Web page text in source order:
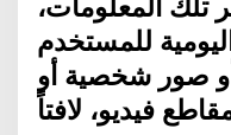
المعلومات،
للمستخدم
صور شخصية أو
فيديو، لافتاً